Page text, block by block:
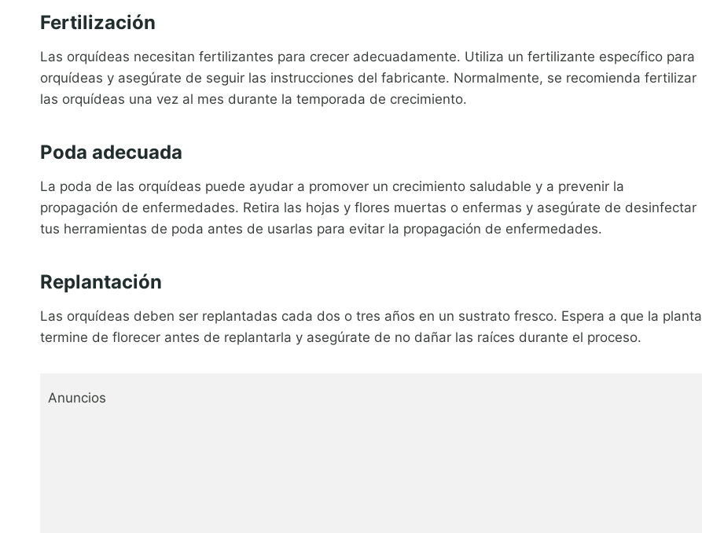
Fertilización
Las orquídeas necesitan fertilizantes para crecer adecuadamente. Utiliza un fertilizante específico para
orquídeas y asegúrate de seguir las instrucciones del fabricante. Normalmente, se recomienda fertilizar
las orquídeas una vez al mes durante la temporada de crecimiento.
Poda adecuada
La poda de las orquídeas puede ayudar a promover un crecimiento saludable y a prevenir la
propagación de enfermedades. Retira las hojas y flores muertas o enfermas y asegúrate de desinfectar
tus herramientas de poda antes de usarlas para evitar la propagación de enfermedades.
Replantación
Las orquídeas deben ser replantadas cada dos o tres años en un sustrato fresco. Espera a que la planta
termine de florecer antes de replantarla y asegúrate de no dañar las raíces durante el proceso.
Anuncios